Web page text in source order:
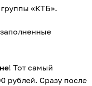
«КТБ».
! Тот самый
рублей. Сразу после